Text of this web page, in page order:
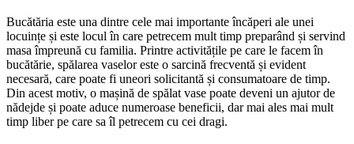
Bucătăria este una dintre cele mai importante încăperi ale unei
locuințe și este locul în care petrecem mult timp preparând și servind
masa împreună cu familia. Printre activitățile pe care le facem în
bucătărie, spălarea vaselor este o sarcină frecventă și evident
necesară, care poate fi uneori solicitantă și consumatoare de timp.
Din acest motiv, o mașină de spălat vase poate deveni un ajutor de
nădejde și poate aduce numeroase beneficii, dar mai ales mai mult
timp liber pe care sa îl petrecem cu cei dragi.